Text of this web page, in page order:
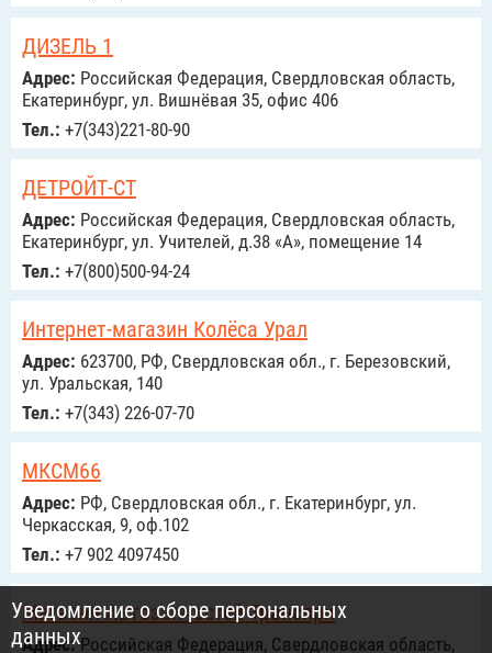
ДИЗЕЛЬ 1
Адрес: Российcкая Федерация, Свердловская область,
Екатеринбург, ул. Вишнёвая 35, офис 406
Тел.: +7(343)221-80-90
ДЕТРОЙТ-СТ
Адрес: Российcкая Федерация, Свердловская область,
Екатеринбург, ул. Учителей, д.38 «А», помещение 14
Тел.: +7(800)500-94-24
Интернет-магазин Колёса Урал
Адрес: 623700, РФ, Свердловская обл., г. Березовский,
ул. Уральская, 140
Тел.: +7(343) 226-07-70
МКСМ66
Адрес: РФ, Свердловская обл., г. Екатеринбург, ул.
Черкасская, 9, оф.102
Тел.: +7 902 4097450
Магазин Автозапчастей Транспри
Адрес:Российcкая Федерация, Свердловская область,
Уведомление о сборе персональных
данных